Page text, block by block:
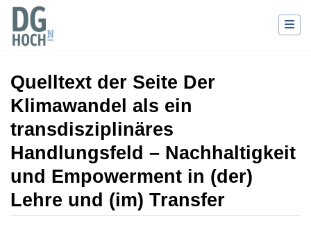
Quelltext der Seite Der
Klimawandel als ein
transdisziplinäres
Handlungsfeld – Nachhaltigkeit
und Empowerment in (der)
Lehre und (im) Transfer